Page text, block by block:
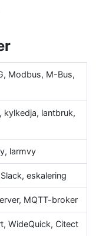
Modbus, M-Bus,
kylkedja, lantbruk,
larmvy
eskalering
MQTT-broker
WideQuick, Citect